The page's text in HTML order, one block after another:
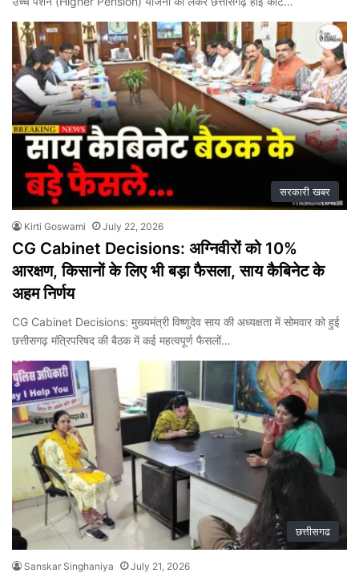
सरकारी खबर
Kirti Goswami July 22, 2026
CG Cabinet Decisions: अग्निवीरों को 10%
आरक्षण, किसानों के लिए भी बड़ा फैसला, साय कैबिनेट के
अहम निर्णय
CG Cabinet Decisions: मुख्यमंत्री विष्णुदेव साय की अध्यक्षता में सोमवार को हुई
छत्तीसगढ़ मंत्रिपरिषद की बैठक में कई महत्वपूर्ण फैसलों…
छत्तीसगढ
Sanskar Singhaniya July 21, 2026